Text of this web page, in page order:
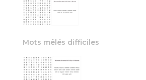
Mots mêlés difficiles